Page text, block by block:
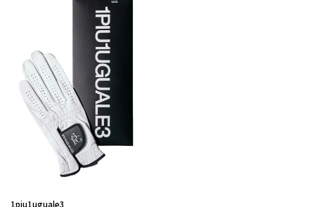
【ワッペンロゴに関するご注意】
本製品に使用しているワッペンロゴ(鶴+113G)は熱圧
着加工にて取り付けを行っておりますが、
を採用している為、素材特有の滑らかさや洗濯環境の
影響により
まれにワッペンが剥がれやすくなる場合が
ございます。
※万が一剥がれが生じた場合は、弊社にて修理対応を
承りますのでお気軽にご連絡ください。
1piu1uguale3